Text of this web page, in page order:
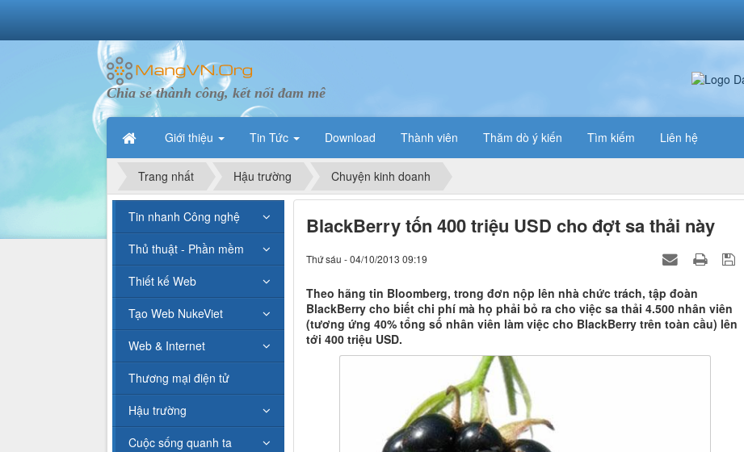
Chia sẻ thành công, kết nối đam mê
Giới thiệu Tin Tức Download Thành viên Thăm dò ý kiến Tìm kiếm Liên hệ
Trang nhất Hậu trường Chuyện kinh doanh
BlackBerry tốn 400 triệu USD cho đợt sa thải này
Thứ sáu - 04/10/2013 09:19
Theo hãng tin Bloomberg, trong đơn nộp lên nhà chức trách, tập đoàn
BlackBerry cho biết chi phí mà họ phải bỏ ra cho việc sa thải 4.500 nhân viên
(tương ứng 40% tổng số nhân viên làm việc cho BlackBerry trên toàn cầu) lên
tới 400 triệu USD.
Tin nhanh Công nghệ
Thủ thuật - Phần mềm
Thiết kế Web
Tạo Web NukeViet
Web & Internet
Thương mại điện tử
Hậu trường
Cuộc sống quanh ta